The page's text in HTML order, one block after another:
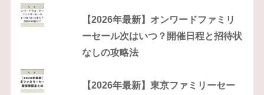
【2026年最新】オンワードファミリ
ーセール次はいつ？開催日程と招待状
なしの攻略法
【2026年最新】東京ファミリーセー